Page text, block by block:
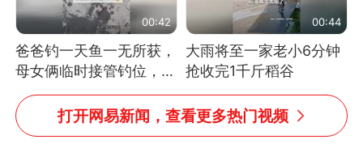
00:42
爸爸钓一天鱼一无所获，
母女俩临时接管钓位，用
玩具鱼竿钓上大鱼
00:44
大雨将至一家老小6分钟
抢收完1千斤稻谷
打开网易新闻，查看更多热门视频